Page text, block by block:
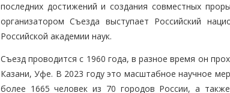
последних достижений и создания совместных
организатором Съезда выступает Российский
Российской академии наук.
Съезд проводится с 1960 года, в разное время он
Казани, Уфе. В 2023 году это масштабное научное
более 1665 человек из 70 городов России, а